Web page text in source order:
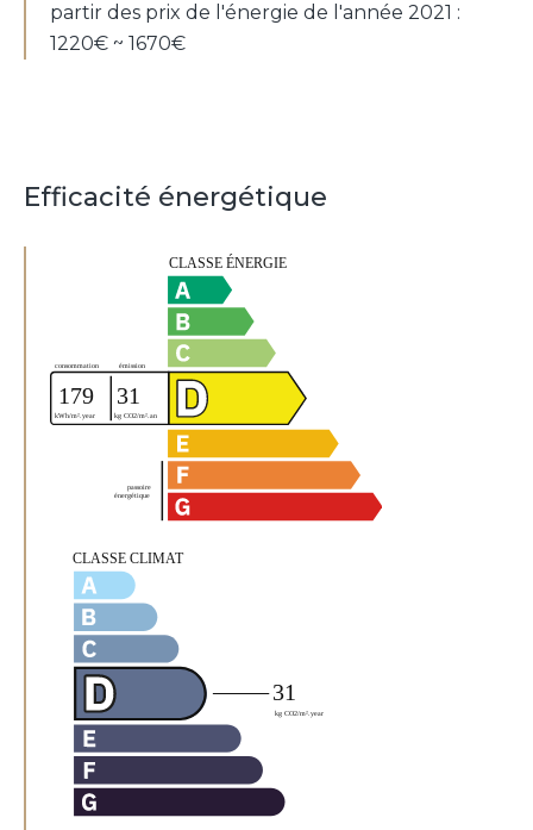
partir des prix de l'énergie de l'année 2021 :
1220€ ~ 1670€
Efficacité énergétique